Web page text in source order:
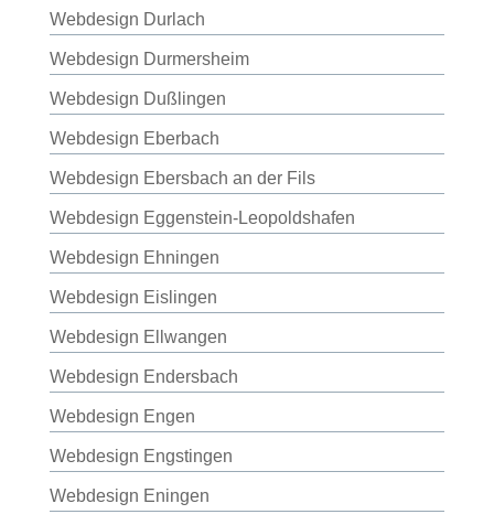
Webdesign Durlach
Webdesign Durmersheim
Webdesign Dußlingen
Webdesign Eberbach
Webdesign Ebersbach an der Fils
Webdesign Eggenstein-Leopoldshafen
Webdesign Ehningen
Webdesign Eislingen
Webdesign Ellwangen
Webdesign Endersbach
Webdesign Engen
Webdesign Engstingen
Webdesign Eningen